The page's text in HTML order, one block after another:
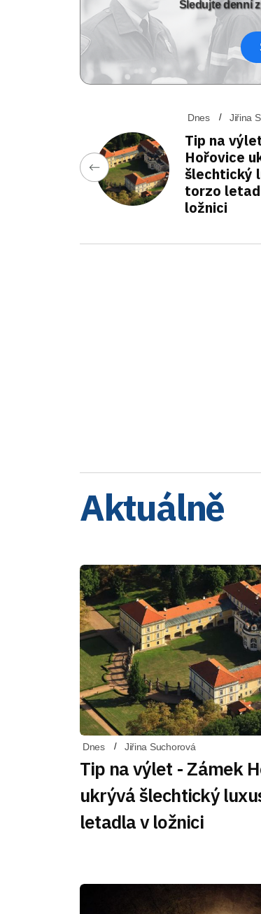
Sledujte denní
Dnes Jiřina
Tip na
Hořovice
šlechtický
torzo
ložnici
Aktuálně
Dnes Jiřina Suchorová
Tip na výlet - Zámek
ukrývá šlechtický
letadla v ložnici